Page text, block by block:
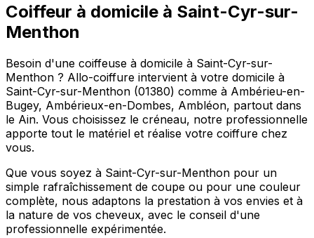
Coiffeur à domicile à Saint-Cyr-sur-
Menthon
Besoin d'une coiffeuse à domicile à Saint-Cyr-sur-
Menthon ? Allo-coiffure intervient à votre domicile à
Saint-Cyr-sur-Menthon (01380) comme à Ambérieu-en-
Bugey, Ambérieux-en-Dombes, Ambléon, partout dans
le Ain. Vous choisissez le créneau, notre professionnelle
apporte tout le matériel et réalise votre coiffure chez
vous.
Que vous soyez à Saint-Cyr-sur-Menthon pour un
simple rafraîchissement de coupe ou pour une couleur
complète, nous adaptons la prestation à vos envies et à
la nature de vos cheveux, avec le conseil d'une
professionnelle expérimentée.